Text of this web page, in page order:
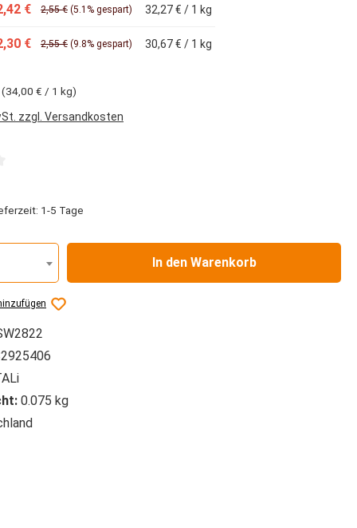
€ 2,55 € (5.1% gespart) 32,27 € / 1 kg
€ 2,55 € (9.8% gespart) 30,67 € / 1 kg
(34,00 € / 1 kg)
zzgl. Versandkosten
1-5 Tage
In den Warenkorb
0.075 kg